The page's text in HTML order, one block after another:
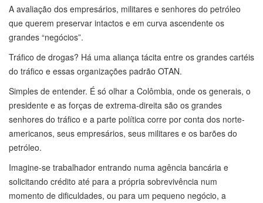
A avaliação dos empresários, militares e senhores do petróleo
que querem preservar intactos e em curva ascendente os
grandes “negócios”.
Tráfico de drogas? Há uma aliança tácita entre os grandes cartéis
do tráfico e essas organizações padrão OTAN.
Simples de entender. É só olhar a Colômbia, onde os generais, o
presidente e as forças de extrema-direita são os grandes
senhores do tráfico e a parte política corre por conta dos norte-
americanos, seus empresários, seus militares e os barões do
petróleo.
Imagine-se trabalhador entrando numa agência bancária e
solicitando crédito até para a própria sobrevivência num
momento de dificuldades, ou para um pequeno negócio, a